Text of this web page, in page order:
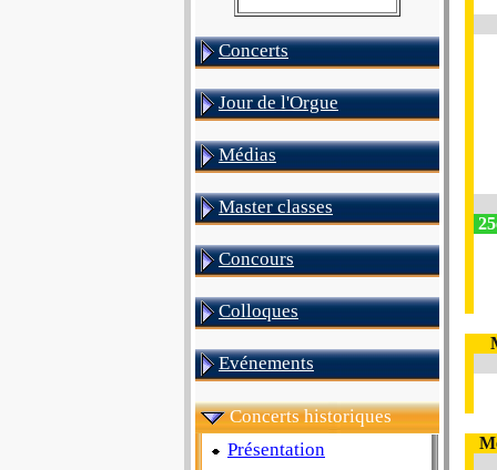
Concerts
Jour de l'Orgue
Médias
Master classes
Concours
Colloques
Evénements
Concerts historiques
Présentation